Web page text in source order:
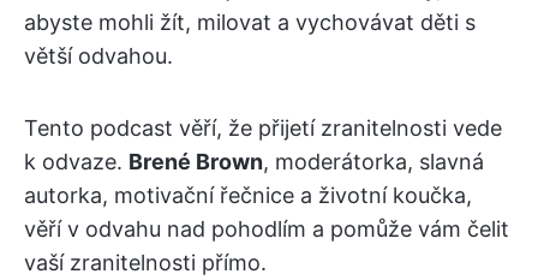
abyste mohli žít, milovat a vychovávat děti s
větší odvahou.
Tento podcast věří, že přijetí zranitelnosti vede
k odvaze. Brené Brown, moderátorka, slavná
autorka, motivační řečnice a životní koučka,
věří v odvahu nad pohodlím a pomůže vám čelit
vaší zranitelnosti přímo.